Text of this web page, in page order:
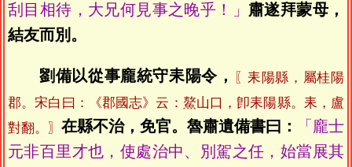
刮目相待，大兄何見事之晚乎！」 肅遂拜蒙母，
結友而別。
劉備以從事龐統守耒陽令，
〖耒陽縣，屬桂陽
郡。宋白曰：《郡國志》云：鰲山口，卽耒陽縣。耒，盧
對翻。〗 在縣不治，免官。魯肅遺備書曰：
「龐士
元非百里才也，使處治中、別駕之任，始當展其